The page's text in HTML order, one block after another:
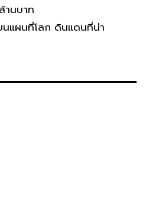
านบาท
บนแผนที่โลก ดินแดนที่น่า